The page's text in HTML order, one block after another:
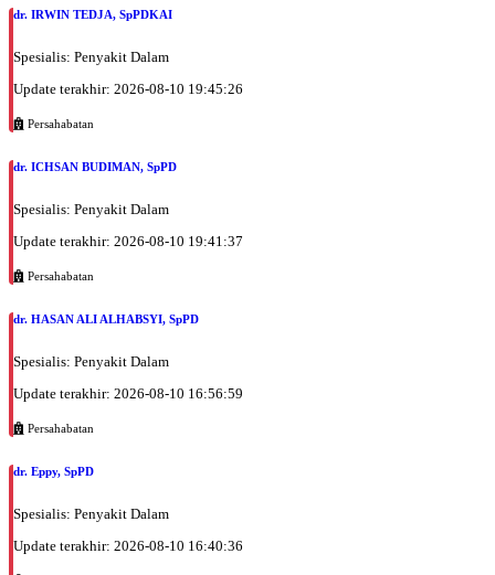
dr. IRWIN TEDJA, SpPDKAI
Spesialis: Penyakit Dalam
Update terakhir: 2026-08-10 19:45:26
Persahabatan
dr. ICHSAN BUDIMAN, SpPD
Spesialis: Penyakit Dalam
Update terakhir: 2026-08-10 19:41:37
Persahabatan
dr. HASAN ALI ALHABSYI, SpPD
Spesialis: Penyakit Dalam
Update terakhir: 2026-08-10 16:56:59
Persahabatan
dr. Eppy, SpPD
Spesialis: Penyakit Dalam
Update terakhir: 2026-08-10 16:40:36